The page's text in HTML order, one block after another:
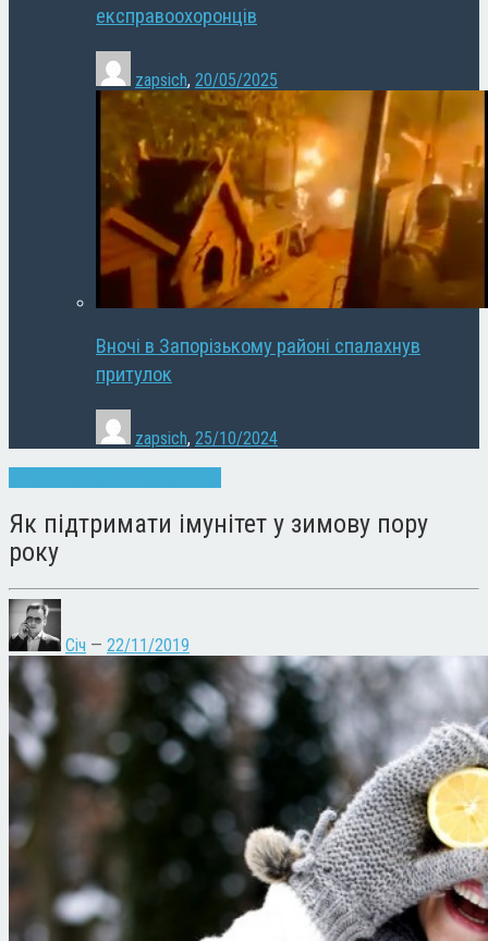
експравоохоронців
zapsich, 20/05/2025
Вночі в Запорізькому районі спалахнув
притулок
zapsich, 25/10/2024
Як підтримати імунітет у зимову пору
року
Січ — 22/11/2019